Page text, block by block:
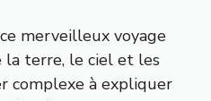
ce merveilleux voyage
la terre, le ciel et les
complexe à expliquer